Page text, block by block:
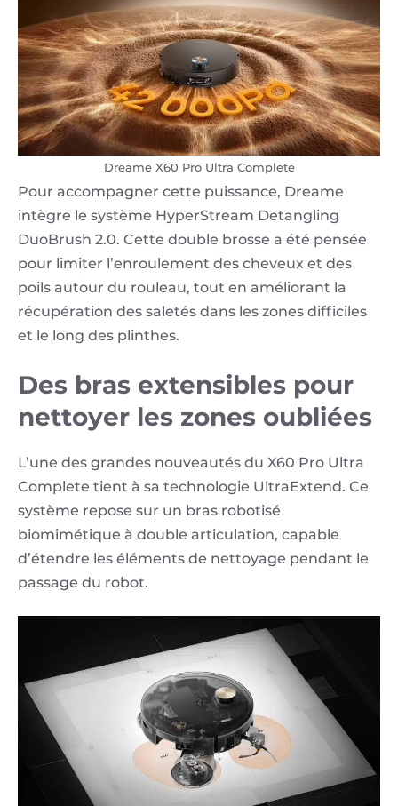
Dreame X60 Pro Ultra Complete
Pour accompagner cette puissance, Dreame
intègre le système HyperStream Detangling
DuoBrush 2.0. Cette double brosse a été pensée
pour limiter l’enroulement des cheveux et des
poils autour du rouleau, tout en améliorant la
récupération des saletés dans les zones difficiles
et le long des plinthes.
Des bras extensibles pour
nettoyer les zones oubliées
L’une des grandes nouveautés du X60 Pro Ultra
Complete tient à sa technologie UltraExtend. Ce
système repose sur un bras robotisé
biomimétique à double articulation, capable
d’étendre les éléments de nettoyage pendant le
passage du robot.